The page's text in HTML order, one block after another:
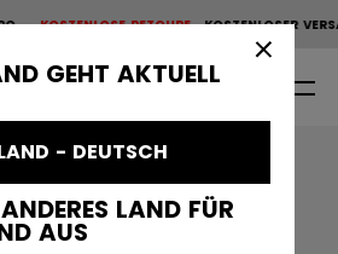
GEHT AKTUELL
- DEUTSCH
LAND FÜR
AUS
anhalten.
KOSTENLOSE RETOURE KOSTENLOSER
AB 200 EURO KOSTENLOSE
0
Eishockey Taschen